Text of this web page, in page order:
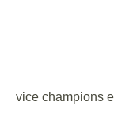
vice champions